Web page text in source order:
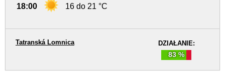
18:00 16 do 21 °C
DZIAŁANIE:
83 %
Tatranská Lomnica